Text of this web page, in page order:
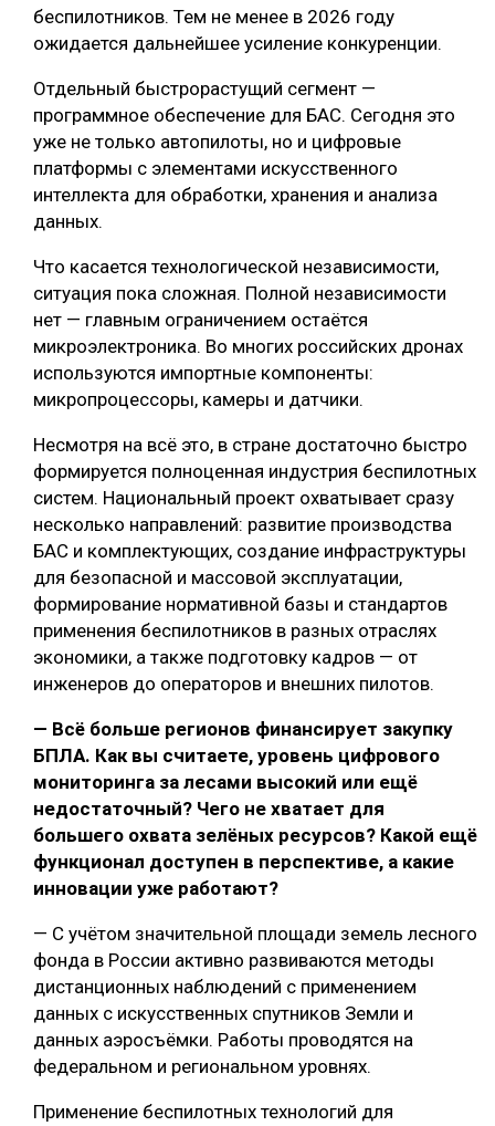
беспилотников. Тем не менее в 2026 году
ожидается дальнейшее усиление конкуренции.
Отдельный быстрорастущий сегмент —
программное обеспечение для БАС. Сегодня это
уже не только автопилоты, но и цифровые
платформы с элементами искусственного
интеллекта для обработки, хранения и анализа
данных.
Что касается технологической независимости,
ситуация пока сложная. Полной независимости
нет — главным ограничением остаётся
микроэлектроника. Во многих российских дронах
используются импортные компоненты:
микропроцессоры, камеры и датчики.
Несмотря на всё это, в стране достаточно быстро
формируется полноценная индустрия беспилотных
систем. Национальный проект охватывает сразу
несколько направлений: развитие производства
БАС и комплектующих, создание инфраструктуры
для безопасной и массовой эксплуатации,
формирование нормативной базы и стандартов
применения беспилотников в разных отраслях
экономики, а также подготовку кадров — от
инженеров до операторов и внешних пилотов.
— Всё больше регионов финансирует закупку
БПЛА. Как вы считаете, уровень цифрового
мониторинга за лесами высокий или ещё
недостаточный? Чего не хватает для
большего охвата зелёных ресурсов? Какой ещё
функционал доступен в перспективе, а какие
инновации уже работают?
— С учётом значительной площади земель лесного
фонда в России активно развиваются методы
дистанционных наблюдений с применением
данных с искусственных спутников Земли и
данных аэросъёмки. Работы проводятся на
федеральном и региональном уровнях.
Применение беспилотных технологий для